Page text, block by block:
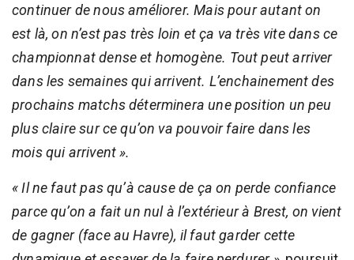
continuer de nous améliorer. Mais pour autant on
est là, on n’est pas très loin et ça va très vite dans ce
championnat dense et homogène. Tout peut arriver
dans les semaines qui arrivent. L’enchainement des
prochains matchs déterminera une position un peu
plus claire sur ce qu’on va pouvoir faire dans les
mois qui arrivent ».
« Il ne faut pas qu’à cause de ça on perde confiance
parce qu’on a fait un nul à l’extérieur à Brest, on vient
de gagner (face au Havre), il faut garder cette